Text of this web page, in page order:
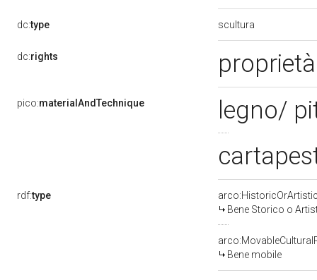
dc:type scultura
dc:rights
pico:materialAndTechnique
legno/
rdf:type
Bene Storico o
Bene mobile